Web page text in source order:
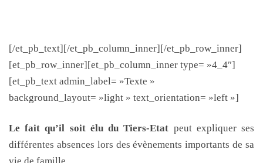
[/et_pb_text][/et_pb_column_inner][/et_pb_row_inner]
[et_pb_row_inner][et_pb_column_inner type= »4_4″]
[et_pb_text admin_label= »Texte »
background_layout= »light » text_orientation= »left »]
Le fait qu’il soit élu du Tiers-Etat peut expliquer ses
différentes absences lors des évènements importants de sa